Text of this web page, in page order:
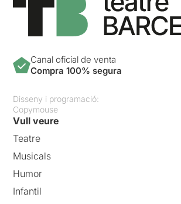
Canal oficial de venta
Compra 100% segura
Disseny i programació:
Copymouse
Vull veure
Teatre
Musicals
Humor
Infantil